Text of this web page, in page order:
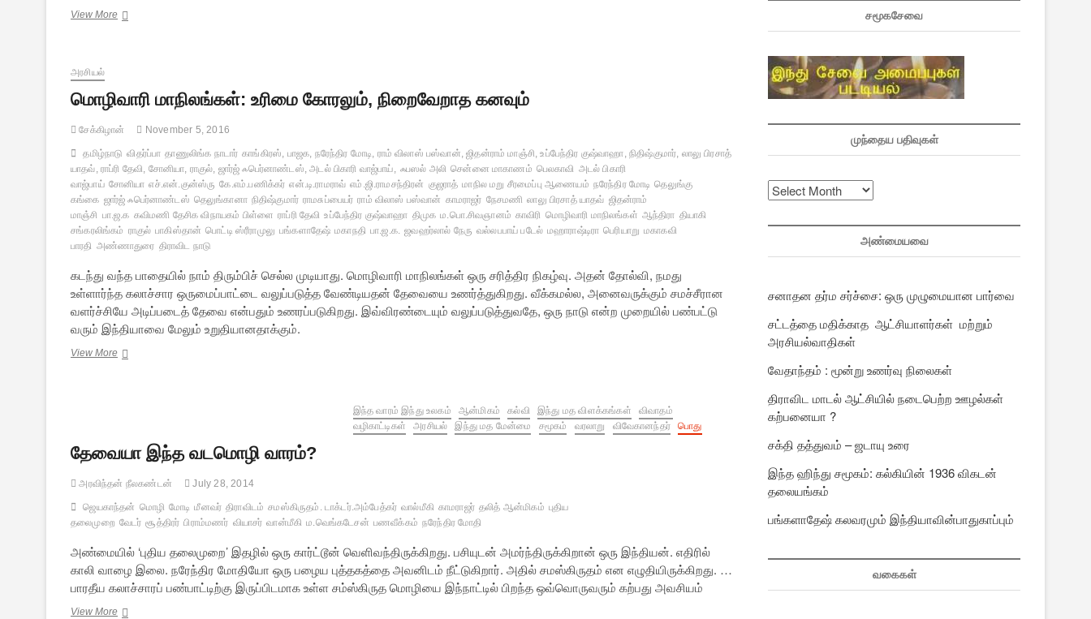
View Moreசின்னம்மாவும்,
அரசியல்
மொழிவாரி மாநிலங்கள்: உரிமை கோரலும், நிறைவேறாத கனவும்
சேக்கிழான் November 5, 2016
தமிழ்நாடு விதர்ப்பா தாணுலிங்க நாடார் காங்கிரஸ், பாஜக, நரேந்திர மோடி, ராம் விலாஸ் பஸ்வான், ஜிதன்ராம் மாஞ்சி, உப்பேந்திர குஷ்வாஹா, நிதிஷ்குமார், லாலு பிரசாத்
யாதவ், ராப்ரி தேவி, சோனியா, ராகுல், ஜார்ஜ் ஃபெர்னாண்டஸ், அடல் பிகாரி வாஜ்பாய், ஃபஸல் அலி சென்னை மாகாணம் பெலகாவி அடல் பிகாரி
வாஜ்பாய் சோனியா எச்.என்.குன்ஸ்ரு கே.எம்.பணிக்கர் என்.டி.ராமராவ் எம்.ஜி.ராமசந்திரன் குஜராத் மாநில மறு சீரமைப்பு ஆணையம் நரேந்திர மோடி தெலுங்கு
கங்கை ஜார்ஜ் ஃபெர்னாண்டஸ் தெலுங்கானா நிதிஷ்குமார் ராமசுப்பையர் ராம் விலாஸ் பஸ்வான் காமராஜர் நேசமணி லாலு பிரசாத் யாதவ் ஜிதன்ராம்
மாஞ்சி பா.ஜ.க கவிமணி தேசிக விநாயகம் பிள்ளை ராப்ரி தேவி உப்பேந்திர குஷ்வாஹா திமுக ம.பொ.சிவஞானம் காவிரி மொழிவாரி மாநிலங்கள் ஆந்திரா தியாகி
சங்கரலிங்கம் ராகுல் பாகிஸ்தான் பொட்டி ஸ்ரீராமுலு பங்களாதேஷ் மகாநதி பா.ஜ.க. ஜவஹர்லால் நேரு வல்லபபாய் படேல் மஹாராஷ்டிரா பெரியாறு மகாகவி
பாரதி அண்ணாதுரை திராவிட நாடு
கடந்து வந்த பாதையில் நாம் திரும்பிச் செல்ல முடியாது. மொழிவாரி மாநிலங்கள் ஒரு சரித்திர நிகழ்வு. அதன் தோல்வி, நமது
உள்ளார்ந்த கலாச்சார ஒருமைப்பாட்டை வலுப்படுத்த வேண்டியதன் தேவையை உணர்த்துகிறது. வீக்கமல்ல, அனைவருக்கும் சமச்சீரான
வளர்ச்சியே அடிப்படைத் தேவை என்பதும் உணரப்படுகிறது. இவ்விரண்டையும் வலுப்படுத்துவதே, ஒரு நாடு என்ற முறையில் பண்பட்டு
வரும் இந்தியாவை மேலும் உறுதியானதாக்கும்.
View Moreமொழிவாரி
இந்த வாரம் இந்து உலகம் ஆன்மிகம் கல்வி இந்து மத விளக்கங்கள்
விவாதம்
வழிகாட்டிகள்
அரசியல் இந்து மத மேன்மை சமூகம் வரலாறு விவேகானந்தர் பொது
தேவையா இந்த வடமொழி வாரம்?
அரவிந்தன் நீலகண்டன் July 28, 2014
ஜெயகாந்தன் மொழி மோடி மீனவர் திராவிடம் சமஸ்கிருதம். டாக்டர்.அம்பேத்கர் வால்மீகி காமராஜர் தலித் ஆன்மிகம் புதிய
தலைமுறை வேடர் சூத்திரர் பிராம்மணர் வியாசர் வான்மீகி ம.வெங்கடேசன் பணவீக்கம் நரேந்திர மோதி
அண்மையில் ‘புதிய தலைமுறை’ இதழில் ஒரு கார்ட்டூன் வெளிவந்திருக்கிறது. பசியுடன் அமர்ந்திருக்கிறான் ஒரு இந்தியன். எதிரில்
காலி வாழை இலை. நரேந்திர மோதியோ ஒரு பழைய புத்தகத்தை அவனிடம் நீட்டுகிறார். அதில் சமஸ்கிருதம் என எழுதியிருக்கிறது. …
பாரதீய கலாச்சாரப் பண்பாட்டிற்கு இருப்பிடமாக உள்ள சம்ஸ்கிருத மொழியை இந்நாட்டில் பிறந்த ஒவ்வொருவரும் கற்பது அவசியம்
View Moreதேவையா
சமூகசேவை
முந்தைய பதிவுகள்
முந்தைய
பதிவுகள்
அண்மையவை
சனாதன தர்ம சர்ச்சை: ஒரு முழுமையான பார்வை
சட்டத்தை மதிக்காத ஆட்சியாளர்கள் மற்றும்
அரசியல்வாதிகள்
வேதாந்தம் : மூன்று உணர்வு நிலைகள்
திராவிட மாடல் ஆட்சியில் நடைபெற்ற ஊழல்கள்
கற்பனையா ?
சக்தி தத்துவம் – ஜடாயு உரை
இந்த ஹிந்து சமூகம்: கல்கியின் 1936 விகடன்
தலையங்கம்
பங்களாதேஷ் கலவரமும் இந்தியாவின்பாதுகாப்பும்
வகைகள்